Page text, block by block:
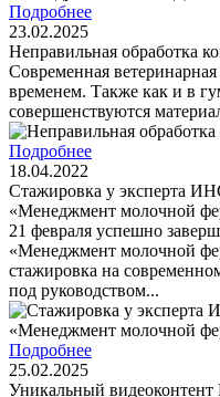
Подробнее
23.02.2025
Неправильная обработка
Современная
временем. Также как и в
совершенствуются
Подробнее
18.04.2022
Стажировка у
«Менеджмент молочной
21 февраля успешно
«Менеджмент молочной
стажировка на
под руководством...
Подробнее
25.02.2025
Уникальный